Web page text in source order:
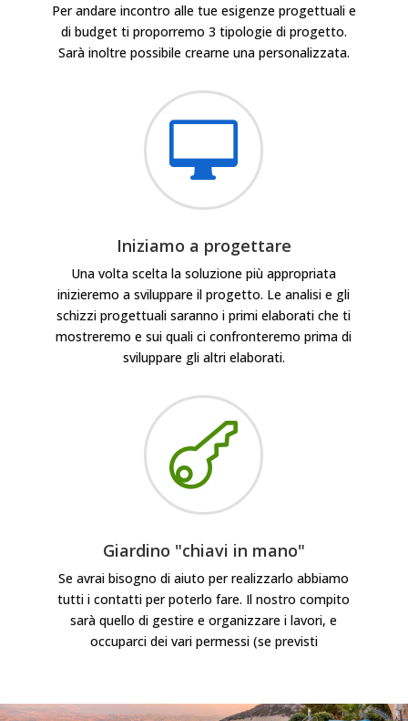
Per andare incontro alle tue esigenze progettuali e
di budget ti proporremo 3 tipologie di progetto.
Sarà inoltre possibile crearne una personalizzata.

Iniziamo a progettare
Una volta scelta la soluzione più appropriata
inizieremo a sviluppare il progetto. Le analisi e gli
schizzi progettuali saranno i primi elaborati che ti
mostreremo e sui quali ci confronteremo prima di
sviluppare gli altri elaborati.

Giardino "chiavi in mano"
Se avrai bisogno di aiuto per realizzarlo abbiamo
tutti i contatti per poterlo fare. Il nostro compito
sarà quello di gestire e organizzare i lavori, e
occuparci dei vari permessi (se previsti